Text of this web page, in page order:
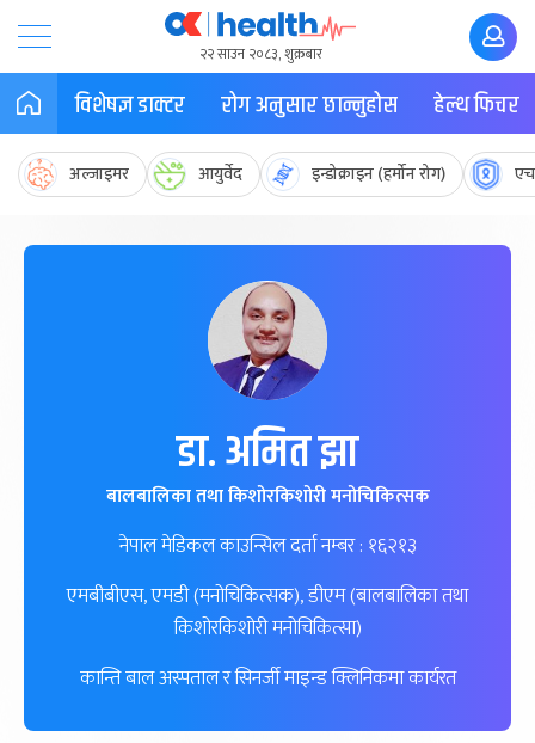
२२ साउन २०८३, शुक्रबार
विशेषज्ञ डाक्टर रोग अनुसार छान्नुहोस हेल्थ फिचर
अल्जाइमर आयुर्वेद इन्डोक्राइन (हर्मोन रोग)
डा. अमित झा
बालबालिका तथा किशोरकिशोरी मनोचिकित्सक
नेपाल मेडिकल काउन्सिल दर्ता नम्बर : १६२१३
एमबीबीएस, एमडी (मनोचिकित्सक), डीएम (बालबालिका तथा
किशोरकिशोरी मनोचिकित्सा)
कान्ति बाल अस्पताल र सिनर्जी माइन्ड क्लिनिकमा कार्यरत